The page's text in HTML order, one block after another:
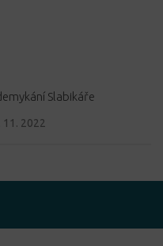
Slabikáře
11. 2022